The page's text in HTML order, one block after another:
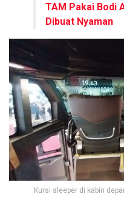
TAM Pakai Bodi
Dibuat Nyaman
Kursi sleeper di kabin